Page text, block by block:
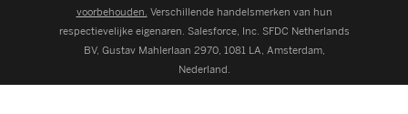
voorbehouden. Verschillende handelsmerken van hun
respectievelijke eigenaren. Salesforce, Inc. SFDC Netherlands
BV, Gustav Mahlerlaan 2970, 1081 LA, Amsterdam,
Nederland.